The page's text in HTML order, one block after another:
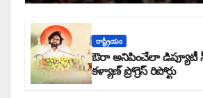
రాష్ట్రీయం
ఔరా అనిపించేలా డిప్యూటీ
కళ్యాణ్ ప్రోగ్రెస్ రిపోర్టు